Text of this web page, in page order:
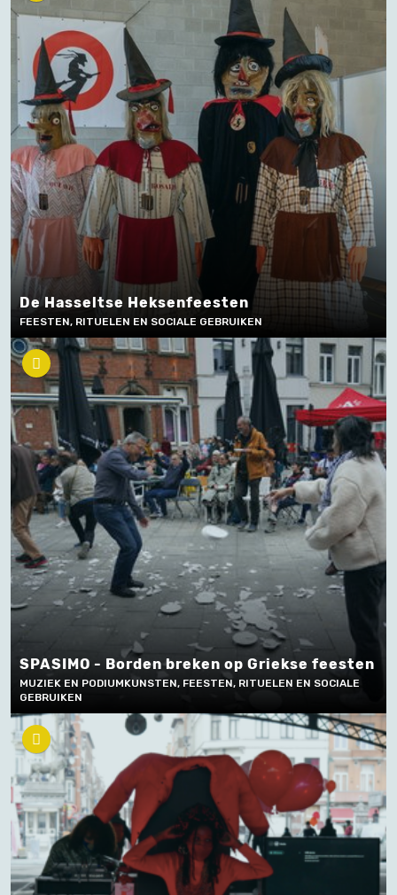
De Hasseltse Heksenfeesten
FEESTEN, RITUELEN EN SOCIALE GEBRUIKEN
SPASIMO - Borden breken op Griekse feesten
MUZIEK EN PODIUMKUNSTEN, FEESTEN, RITUELEN EN SOCIALE
GEBRUIKEN